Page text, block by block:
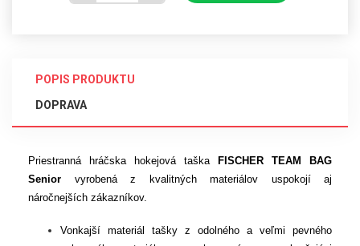
POPIS PRODUKTU
DOPRAVA
Priestranná hráčska hokejová taška FISCHER TEAM BAG
Senior vyrobená z kvalitných materiálov uspokojí aj
náročnejších zákazníkov.
Vonkajší materiál tašky z odolného a veľmi pevného